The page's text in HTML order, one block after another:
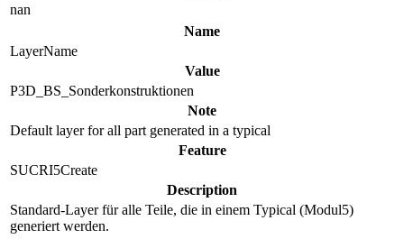
nan
Name
LayerName
Value
P3D_BS_Sonderkonstruktionen
Note
Default layer for all part generated in a typical
Feature
SUCRI5Create
Description
Standard-Layer für alle Teile, die in einem Typical (Modul5)
generiert werden.